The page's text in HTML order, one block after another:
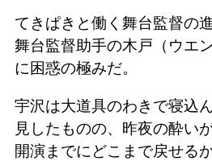
てきぱきと働く舞台監督の
舞台監督助手の木戸（ウエ
に困惑の極みだ。
宇沢は大道具のわきで寝込
見したものの、昨夜の酔い
開演までにどこまで戻せる